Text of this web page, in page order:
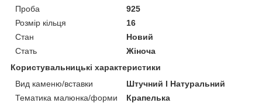
Проба
925
Розмір кільця
16
Стан
Новий
Стать
Жіноча
Користувальницькі характеристики
Вид каменю/вставки
Штучний I Натуральний
Тематика малюнка/форми
Крапелька